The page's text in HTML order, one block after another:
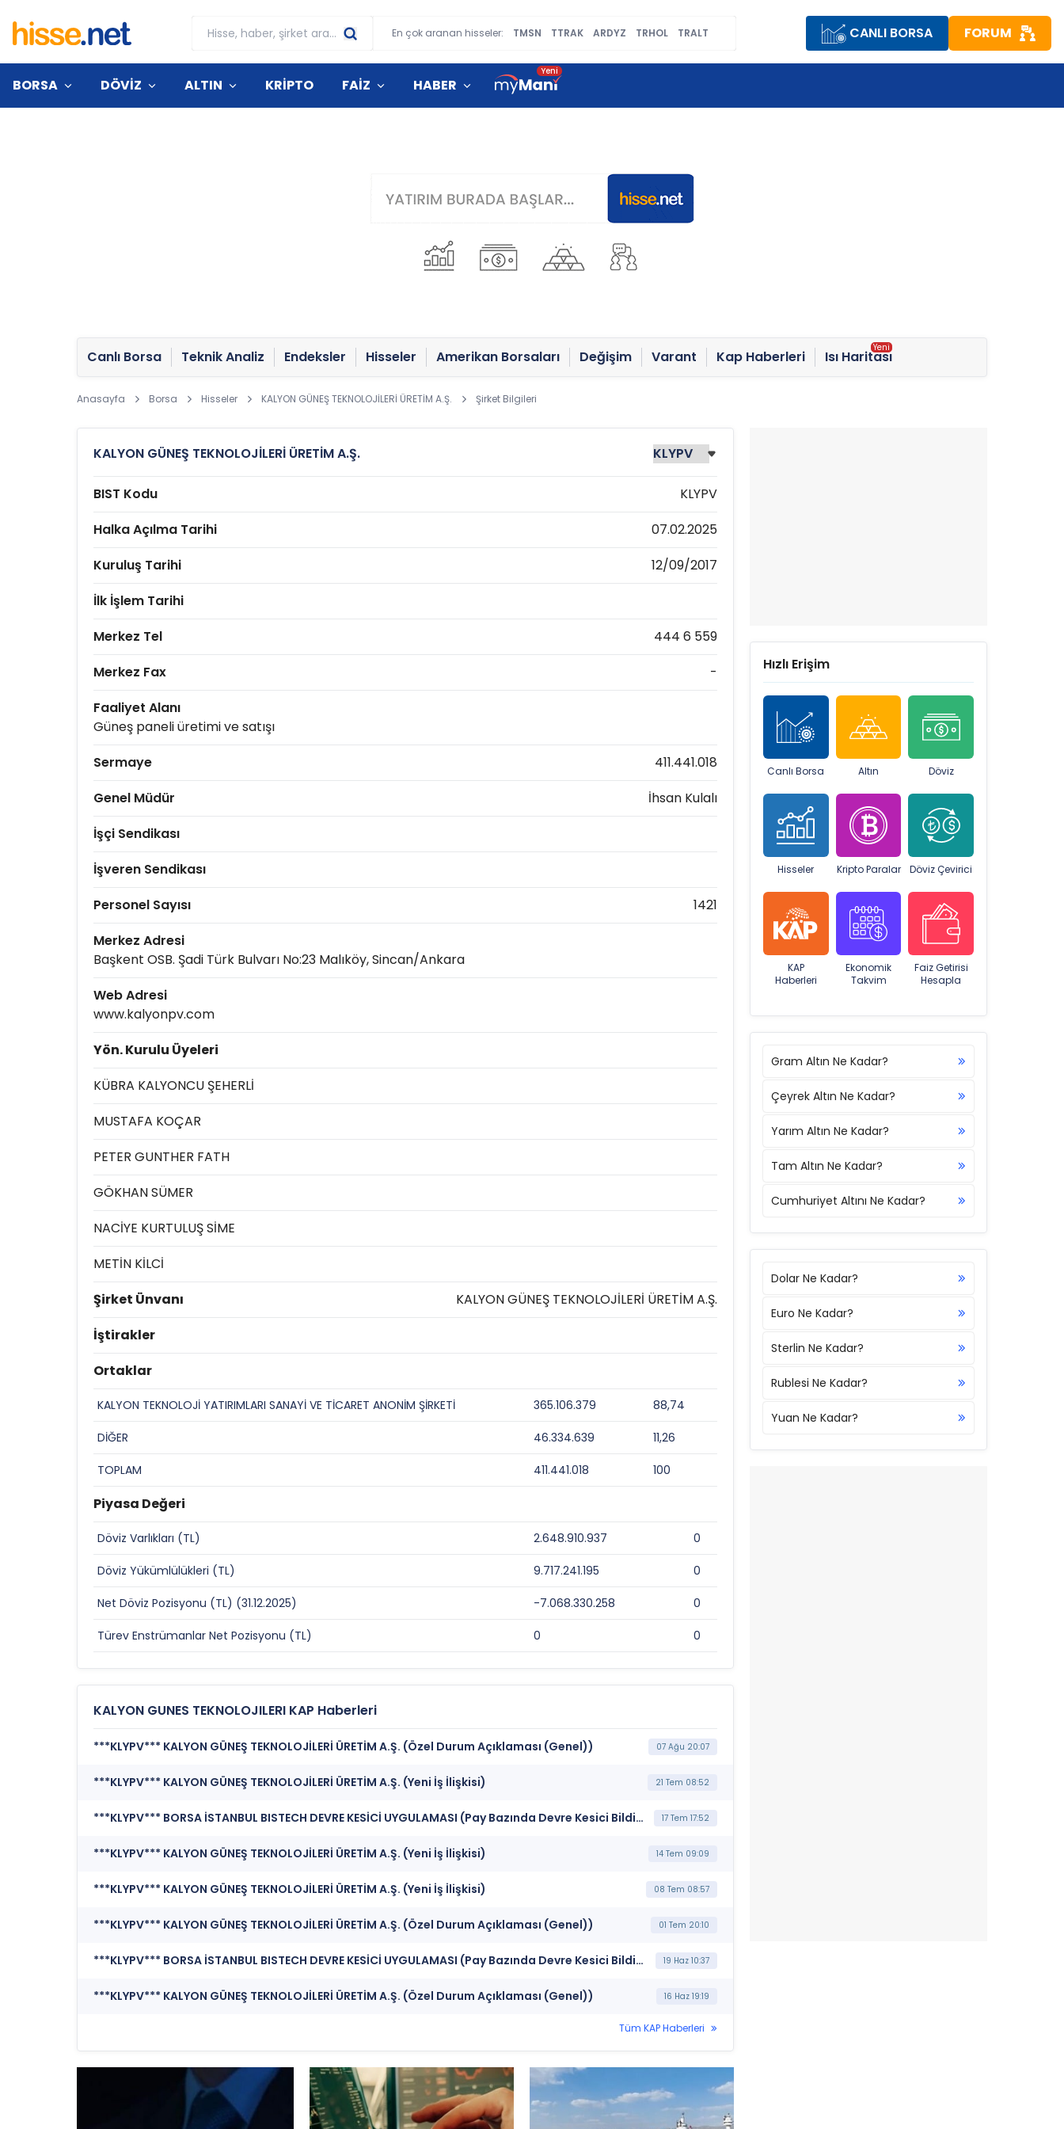
En çok aranan hisseler: TMSN TTRAK ARDYZ TRHOL TRALT CANLI BORSA FORUM
BORSA DÖVİZ ALTIN KRİPTO FAİZ HABER
Canlı Borsa Teknik Analiz Endeksler Hisseler Amerikan Borsaları Değişim Varant Kap Haberleri Isı Haritası
Anasayfa Borsa Hisseler KALYON GÜNEŞ TEKNOLOJİLERİ ÜRETİM A.Ş. Şirket Bilgileri
KALYON GÜNEŞ TEKNOLOJİLERİ ÜRETİM A.Ş.
BIST Kodu
KLYPV
Halka Açılma Tarihi
07.02.2025
Kuruluş Tarihi
12/09/2017
İlk İşlem Tarihi
Merkez Tel
444 6 559
Merkez Fax
-
Faaliyet Alanı
Güneş paneli üretimi ve satışı
Sermaye
411.441.018
Genel Müdür
İhsan Kulalı
İşçi Sendikası
İşveren Sendikası
Personel Sayısı
1421
Merkez Adresi
Başkent OSB. Şadi Türk Bulvarı No:23 Malıköy, Sincan/Ankara
Web Adresi
www.kalyonpv.com
Yön. Kurulu Üyeleri
KÜBRA KALYONCU ŞEHERLİ
MUSTAFA KOÇAR
PETER GUNTHER FATH
GÖKHAN SÜMER
NACİYE KURTULUŞ SİME
METİN KİLCİ
Şirket Ünvanı
KALYON GÜNEŞ TEKNOLOJİLERİ ÜRETİM A.Ş.
İştirakler
Ortaklar
KALYON TEKNOLOJİ YATIRIMLARI SANAYİ VE TİCARET ANONİM ŞİRKETİ 365.106.379 88,74
DİĞER 46.334.639 11,26
TOPLAM 411.441.018 100
Piyasa Değeri
Döviz Varlıkları (TL) 2.648.910.937 0
Döviz Yükümlülükleri (TL) 9.717.241.195 0
Net Döviz Pozisyonu (TL) (31.12.2025) -7.068.330.258 0
Türev Enstrümanlar Net Pozisyonu (TL) 0 0
KALYON GUNES TEKNOLOJILERI KAP Haberleri
***KLYPV*** KALYON GÜNEŞ TEKNOLOJİLERİ ÜRETİM A.Ş. (Özel Durum Açıklaması (Genel)) 07 Ağu 20:07
***KLYPV*** KALYON GÜNEŞ TEKNOLOJİLERİ ÜRETİM A.Ş. (Yeni İş İlişkisi) 21 Tem 08:52
***KLYPV*** BORSA İSTANBUL BISTECH DEVRE KESİCİ UYGULAMASI (Pay Bazında Devre Kesici Bildirimi) 17 Tem 17:52
***KLYPV*** KALYON GÜNEŞ TEKNOLOJİLERİ ÜRETİM A.Ş. (Yeni İş İlişkisi) 14 Tem 09:09
***KLYPV*** KALYON GÜNEŞ TEKNOLOJİLERİ ÜRETİM A.Ş. (Yeni İş İlişkisi) 08 Tem 08:57
***KLYPV*** KALYON GÜNEŞ TEKNOLOJİLERİ ÜRETİM A.Ş. (Özel Durum Açıklaması (Genel)) 01 Tem 20:10
***KLYPV*** BORSA İSTANBUL BISTECH DEVRE KESİCİ UYGULAMASI (Pay Bazında Devre Kesici Bildirimi) 19 Haz 10:37
***KLYPV*** KALYON GÜNEŞ TEKNOLOJİLERİ ÜRETİM A.Ş. (Özel Durum Açıklaması (Genel)) 16 Haz 19:19
Tüm KAP Haberleri
Hızlı Erişim
Canlı Borsa Altın Döviz
Hisseler Kripto Paralar Döviz Çevirici
KAP
Haberleri
Ekonomik
Takvim
Faiz Getirisi
Hesapla
Gram Altın Ne Kadar?
Çeyrek Altın Ne Kadar?
Yarım Altın Ne Kadar?
Tam Altın Ne Kadar?
Cumhuriyet Altını Ne Kadar?
Dolar Ne Kadar?
Euro Ne Kadar?
Sterlin Ne Kadar?
Rublesi Ne Kadar?
Yuan Ne Kadar?